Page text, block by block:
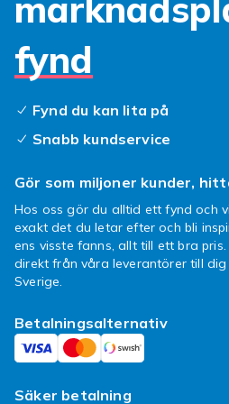
Kombinera medögonsmink
hela looken.
BB-krämer, CC-
hudvård och smink. De ger
ännu lättare med fokus på
glow. Perfekt för vardagen
full foundation men
ut. Se ocksåhudvård för
fuktgivande baslager.
Skötsel och
Tvätta penslar och
gång i veckan för
smink svalt och mörkt.
fynd
Fynd du kan lita på
Snabb kundservice
Gör som miljoner kunder,
Hos oss gör du alltid ett fynd och
exakt det du letar efter och bli
ens visste fanns, allt till ett bra
direkt från våra leverantörer till
Sverige.
Betalningsalternativ
Säker betalning